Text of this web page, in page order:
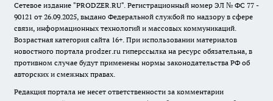
Сетевое издание "PRODZER.RU". Регистрационный номер ЭЛ № ФС 77 -
90121 от 26.09.2025, выдано Федеральной службой по надзору в сфере
связи, информационных технологий и массовых коммуникаций.
Возрастная категория сайта 16+. При использовании материалов
новостного портала prodzer.ru гиперссылка на ресурс обязательна, в
противном случае будут применены нормы законодательства РФ об
авторских и смежных правах.
Редакция портала не несет ответственности за комментарии